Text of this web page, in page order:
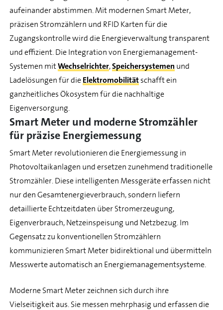
aufeinander abstimmen. Mit modernen Smart Meter,
präzisen Stromzählern und RFID Karten für die
Zugangskontrolle wird die Energieverwaltung transparent
und effizient. Die Integration von Energiemanagement-
Systemen mitWechselrichter,Speichersystemen und
Ladelösungen für dieElektromobilitätschafft ein
ganzheitliches Ökosystem für die nachhaltige
Eigenversorgung.
Smart Meter und moderne Stromzähler
für präzise Energiemessung
Smart Meter revolutionieren die Energiemessung in
Photovoltaikanlagen und ersetzen zunehmend traditionelle
Stromzähler. Diese intelligenten Messgeräte erfassen nicht
nur den Gesamtenergieverbrauch, sondern liefern
detaillierte Echtzeitdaten über Stromerzeugung,
Eigenverbrauch, Netzeinspeisung und Netzbezug. Im
Gegensatz zu konventionellen Stromzählern
kommunizieren Smart Meter bidirektional und übermitteln
Messwerte automatisch an Energiemanagementsysteme.
Moderne Smart Meter zeichnen sich durch ihre
Vielseitigkeit aus. Sie messen mehrphasig und erfassen die